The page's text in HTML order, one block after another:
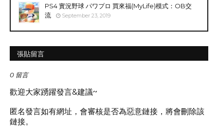
PS4 實況野球 パワプロ 買來福(MyLife)模式：OB交
流
September 23, 2019
張貼留言
0 留言
歡迎大家踴躍發言&建議~
匿名發言如有網址，會審核是否為惡意鏈接，將會刪除該
鏈接。